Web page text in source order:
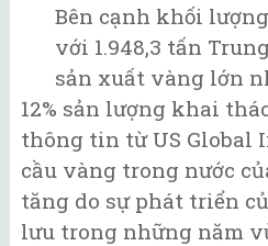
Bên cạnh khối
với 1.948,3 tấn
sản xuất vàng lớn
12% sản lượng khai
thông tin từ US Global
cầu vàng trong nước
tăng do sự phát triển
lưu trong những năm